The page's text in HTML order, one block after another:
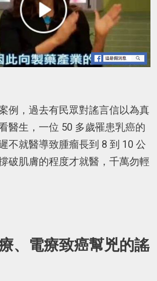
例，過去有民眾對謠言信以為真
醫生，一位 50 多歲罹患乳癌的
不就醫導致腫瘤長到 8 到 10 公
破肌膚的程度才就醫，千萬勿輕
、電療致癌幫兇的謠